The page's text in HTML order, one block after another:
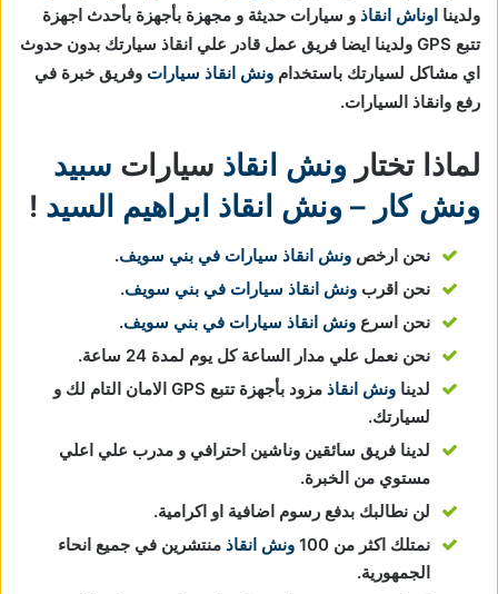
ولدينا اوناش انقاذ و سيارات حديثة و مجهزة بأجهزة بأحدث اجهزة
تتبع GPS ولدينا ايضا فريق عمل قادر علي انقاذ سيارتك بدون حدوث
اي مشاكل لسيارتك باستخدام ونش انقاذ سيارات وفريق خبرة في
رفع وانقاذ السيارات.
لماذا تختار ونش انقاذ سيارات سبيد
ونش كار – ونش انقاذ ابراهيم السيد !
نحن ارخص ونش انقاذ سيارات في بني سويف.
نحن اقرب ونش انقاذ سيارات في بني سويف.
نحن اسرع ونش انقاذ سيارات في بني سويف.
نحن نعمل علي مدار الساعة كل يوم لمدة 24 ساعة.
لدينا ونش انقاذ
مزود بأجهزة تتبع GPS الامان التام لك و
لسيارتك.
لدينا فريق سائقين وناشين احترافي و مدرب علي اعلي
مستوي من الخبرة.
لن نطالبك بدفع رسوم اضافية او اكرامية.
نمتلك اكثر من 100
ونش انقاذ منتشرين في جميع انحاء
الجمهورية.